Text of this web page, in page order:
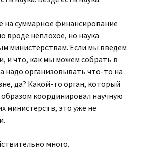
на суммарное финансирование
вроде неплохое, но наука
министерствам. Если мы введем
и что, как мы можем собрать в
надо организовывать что-то на
да? Какой-то орган, который
координировал научную
министерств, это уже не
много.